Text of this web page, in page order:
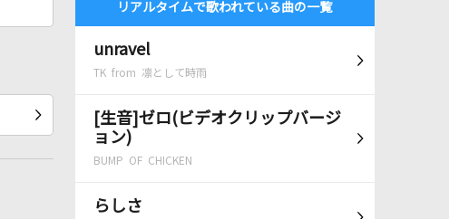
リアルタイムで歌われている曲の一覧
unravel
TK from 凛として時雨
[生音]ゼロ(ビデオクリップバージ
ョン)
BUMP OF CHICKEN
らしさ